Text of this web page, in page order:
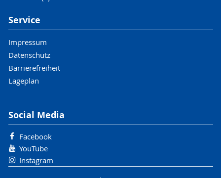
Service
Impressum
Datenschutz
Barrierefreiheit
Lageplan
Social Media
Facebook
YouTube
Instagram